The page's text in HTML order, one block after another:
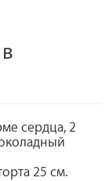
сердца, 2
25 см.